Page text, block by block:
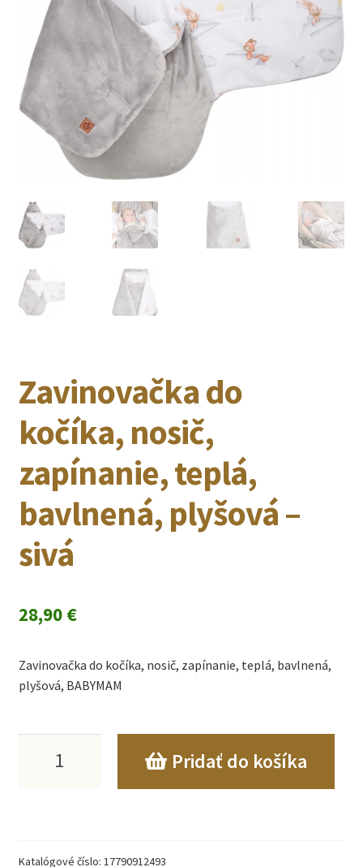
Zavinovačka do
kočíka, nosič,
zapínanie, teplá,
bavlnená, plyšová –
sivá
28,90 €
Zavinovačka do kočíka, nosič, zapínanie, teplá, bavlnená,
plyšová, BABYMAM
množstvo
Pridať do košíka
Katalógové číslo: 17790912493